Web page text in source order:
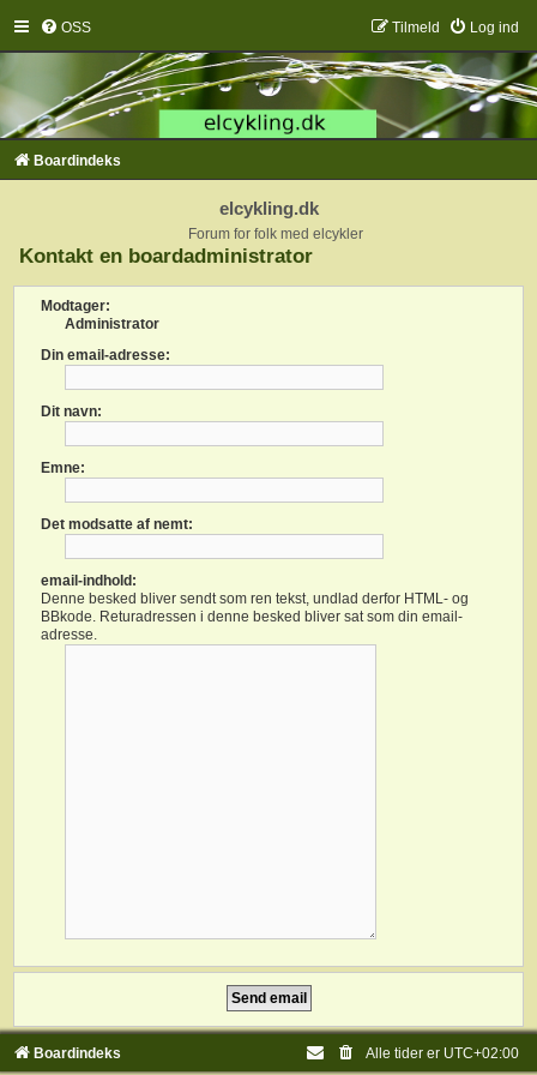
OSS Log ind
Tilmeld
Boardindeks
elcykling.dk
Forum for folk med elcykler
Kontakt en boardadministrator
Modtager:
Administrator
Din email-adresse:
Dit navn:
Emne:
Det modsatte af nemt:
email-indhold:
Denne besked bliver sendt som ren tekst, undlad derfor HTML- og
BBkode. Returadressen i denne besked bliver sat som din email-
adresse.
Boardindeks Alle tider er UTC+02:00